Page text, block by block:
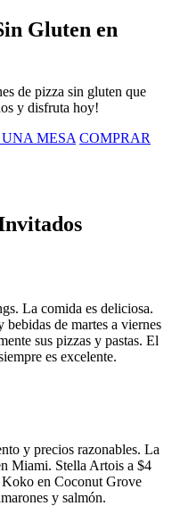
Gluten en
de pizza sin gluten que
y disfruta hoy!
MESA COMPRAR
La comida es deliciosa.
de martes a viernes
sus pizzas y pastas. El
es excelente.
y precios razonables. La
Miami. Stella Artois a $4
en Coconut Grove
y salmón.